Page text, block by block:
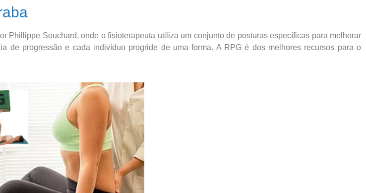
Phillippe Souchard, onde o fisioterapeuta utiliza um conjunto de posturas específicas para melhorar
de progressão e cada indivíduo progride de uma forma. A RPG é dos melhores recursos para o